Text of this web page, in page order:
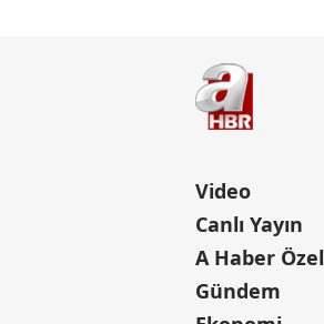
Video
Canlı Yayın
A Haber Özel
Gündem